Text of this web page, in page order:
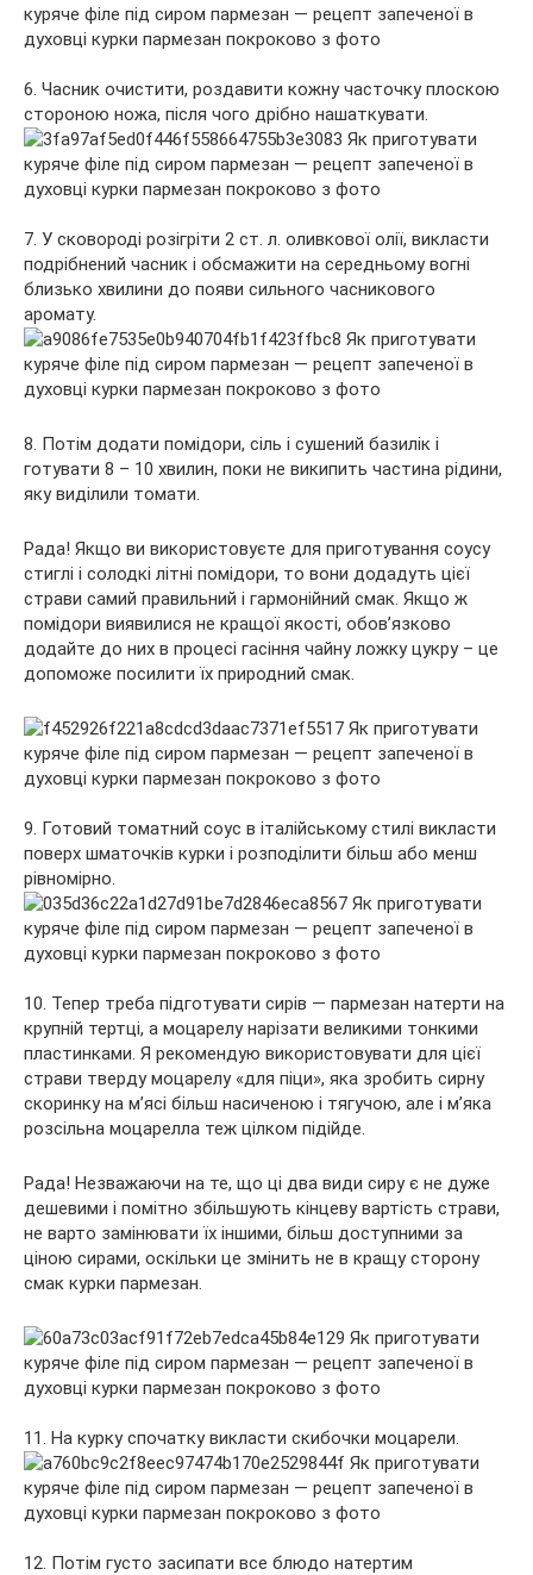
6. Часник очистити, роздавити кожну часточку плоскою
стороною ножа, після чого дрібно нашаткувати.
7. У сковороді розігріти 2 ст. л. оливкової олії, викласти
подрібнений часник і обсмажити на середньому вогні
близько хвилини до появи сильного часникового
аромату.
8. Потім додати помідори, сіль і сушений базилік і
готувати 8 – 10 хвилин, поки не википить частина рідини,
яку виділили томати.
Рада! Якщо ви використовуєте для приготування соусу
стиглі і солодкі літні помідори, то вони додадуть цієї
страви самий правильний і гармонійний смак. Якщо ж
помідори виявилися не кращої якості, обов’язково
додайте до них в процесі гасіння чайну ложку цукру – це
допоможе посилити їх природний смак.
9. Готовий томатний соус в італійському стилі викласти
поверх шматочків курки і розподілити більш або менш
рівномірно.
10. Тепер треба підготувати сирів — пармезан натерти на
крупній тертці, а моцарелу нарізати великими тонкими
пластинками. Я рекомендую використовувати для цієї
страви тверду моцарелу «для піци», яка зробить сирну
скоринку на м’ясі більш насиченою і тягучою, але і м’яка
розсільна моцарелла теж цілком підійде.
Рада! Незважаючи на те, що ці два види сиру є не дуже
дешевими і помітно збільшують кінцеву вартість страви,
не варто замінювати їх іншими, більш доступними за
ціною сирами, оскільки це змінить не в кращу сторону
смак курки пармезан.
11. На курку спочатку викласти скибочки моцарели.
12. Потім густо засипати все блюдо натертим